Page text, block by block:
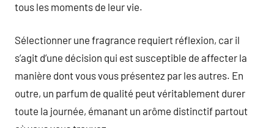
tous les moments de leur vie.
Sélectionner une fragrance requiert réflexion, car il
s’agit d’une décision qui est susceptible de affecter la
manière dont vous vous présentez par les autres. En
outre, un parfum de qualité peut véritablement durer
toute la journée, émanant un arôme distinctif partout